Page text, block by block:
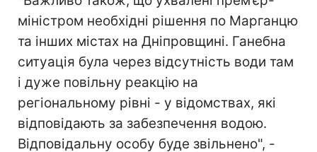
міністром необхідні рішення по Марганцю
та інших містах на Дніпровщині. Ганебна
ситуація була через відсутність води там
і дуже повільну реакцію на
регіональному рівні - у відомствах, які
відповідають за забезпечення водою.
Відповідальну особу буде звільнено", -